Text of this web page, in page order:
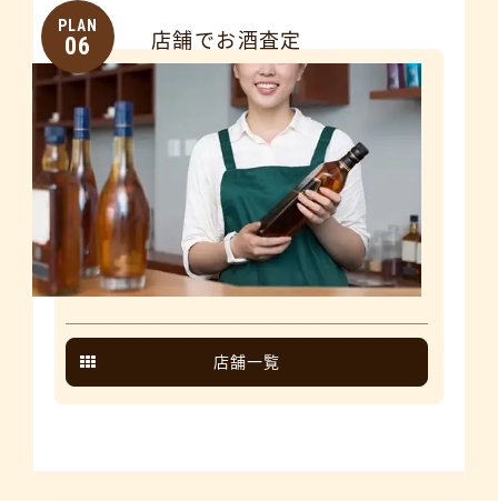
PLAN
06 店舗でお酒査定
店舗一覧